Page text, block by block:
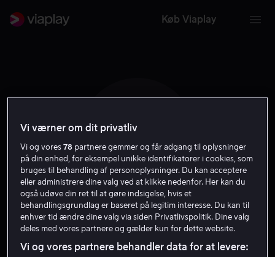
Køb Viaplay
K T
Ken Tremblett
Skuespiller Gæst
Vi værner om dit privatliv
Vi og vores78 partnere gemmer og får adgang til oplysninger
på din enhed, for eksempel unikke identifikatorer i cookies, som
bruges til behandling af personoplysninger. Du kan acceptere
eller administrere dine valg ved at klikke nedenfor. Her kan du
også udøve din ret til at gøre indsigelse, hvis et
behandlingsgrundlag er baseret på legitim interesse. Du kan til
enhver tid ændre dine valg via siden Privatlivspolitik. Dine valg
deles med vores partnere og gælder kun for dette website.
Vi og vores partnere behandler data for at levere: